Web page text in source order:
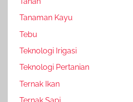
Tanaman Kayu
Tebu
Teknologi Irigasi
Teknologi Pertanian
Ternak Ikan